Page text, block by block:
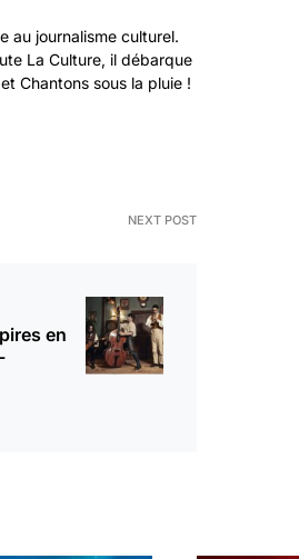
au journalisme culturel.
La Culture, il débarque
Chantons sous la pluie !
NEXT POST
en